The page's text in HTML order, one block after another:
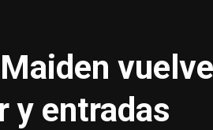
y entradas